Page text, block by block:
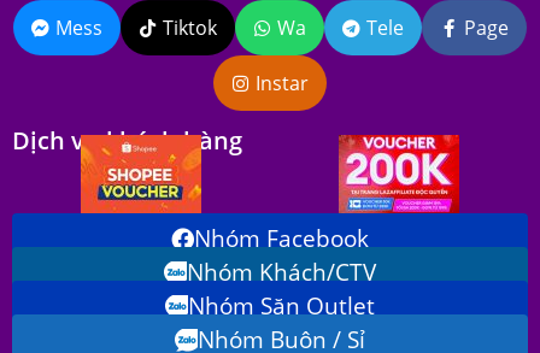
Mess Tiktok Wa Tele Page
Instar
Dịch vụ khách hàng
Nhóm Facebook
Nhóm Khách/CTV
Nhóm Săn Outlet
Nhóm Buôn / Sỉ